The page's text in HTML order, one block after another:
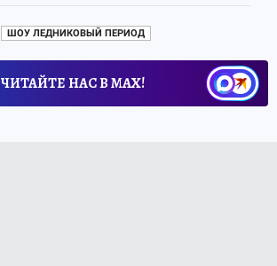
ШОУ ЛЕДНИКОВЫЙ ПЕРИОД
ЧИТАЙТЕ НАС В МАХ!